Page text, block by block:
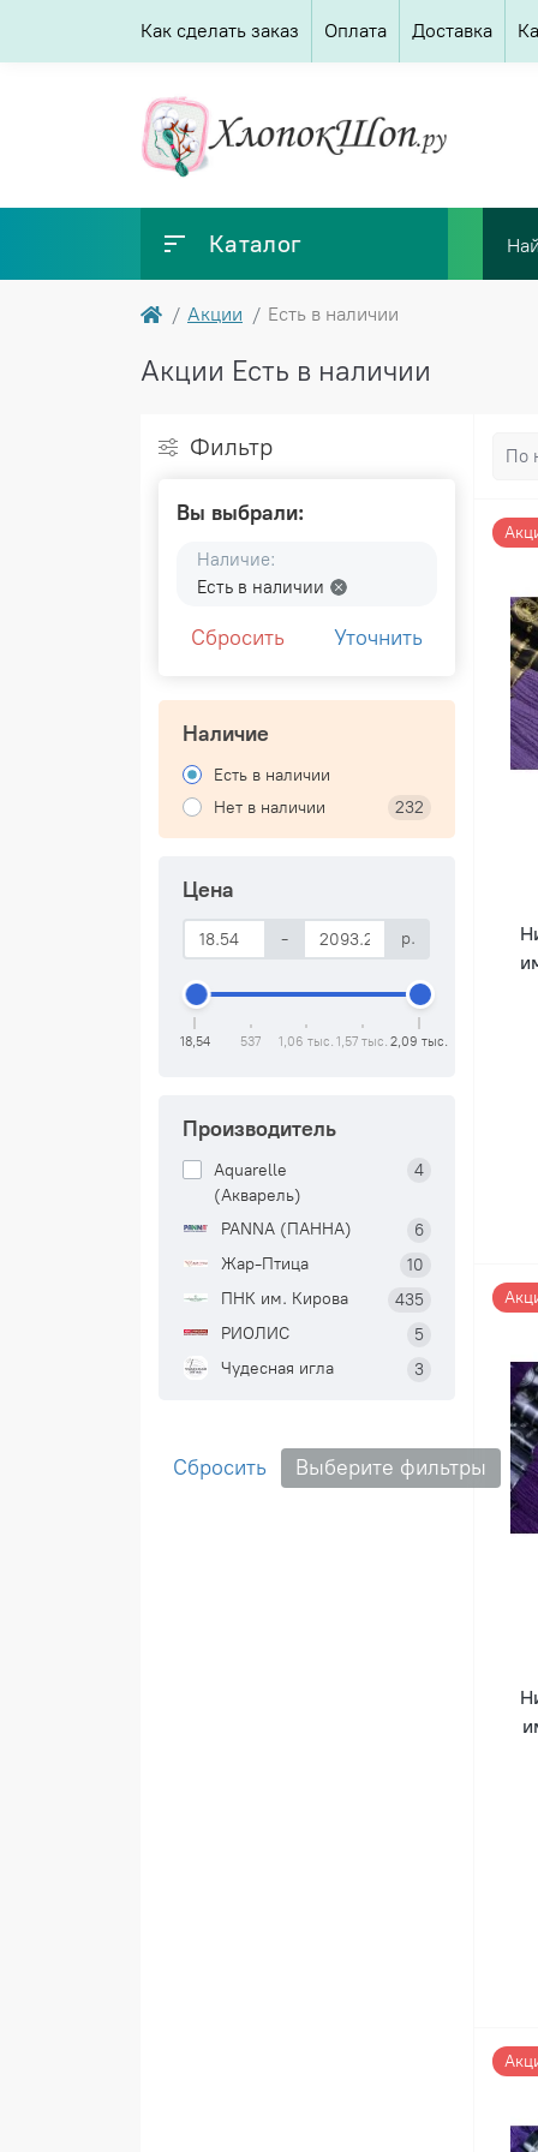
Как сделать заказ Оплата Доставка
Каталог
Акции Есть в наличии
Акции Есть в наличии
Фильтр
Вы выбрали:
Наличие:
Есть в наличии
Сбросить Уточнить
Наличие
Есть в наличии
Нет в наличии
232
Цена
- р.
18,54 537 1,06 тыс. 1,57 тыс. 2,09 тыс.
Производитель
Aquarelle
(Акварель)
4
PANNA (ПАННА)
6
Жар-Птица
10
ПНК им. Кирова
435
РИОЛИС
5
Чудесная игла
3
Сбросить Выберите фильтры